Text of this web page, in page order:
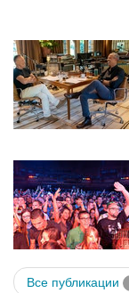
Все публикации